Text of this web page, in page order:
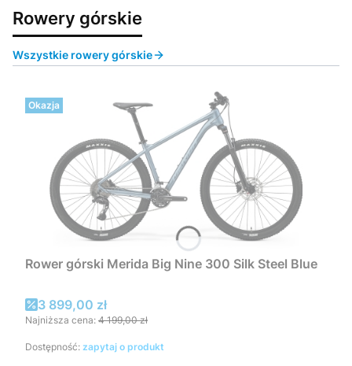
Rowery górskie
Wszystkie rowery górskie
Okazja
Rower górski Merida Big Nine 300 Silk Steel Blue
Cena promocyjna
3 899,00 zł
Najniższa cena: 4 199,00 zł
Dostępność: zapytaj o produkt